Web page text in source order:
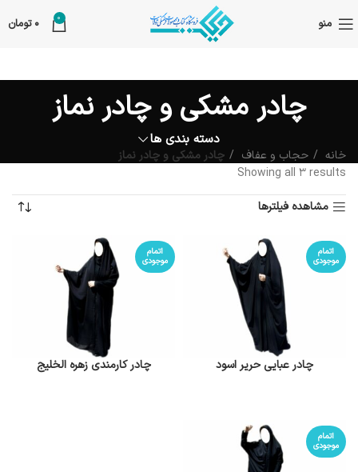
منو 0
0 تومان
چادر مشکی و چادر نماز
دسته بندی ها
خانه حجاب و عفاف
چادر مشکی و چادر نماز
Showing all 3 results
مشاهده فیلترها
اتمام
موجودی
چادر عبایی حریر اسود
اتمام
موجودی
چادر کارمندی زهره الخلیج
اتمام
موجودی